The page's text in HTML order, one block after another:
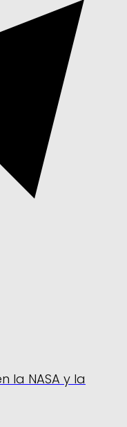
la NASA y la